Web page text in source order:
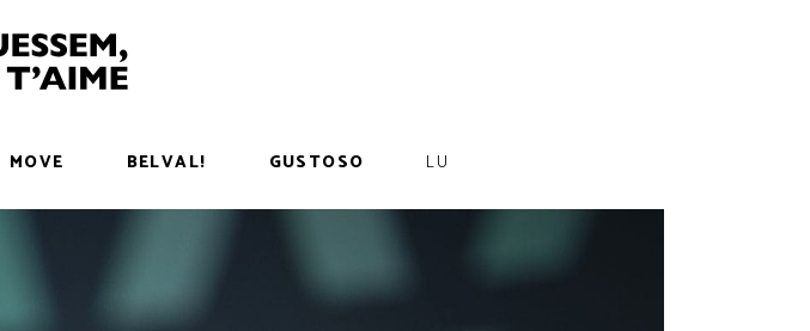
MOVE BELVAL! GUSTOSO LU